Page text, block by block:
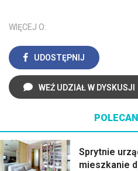
WIĘCEJ O:
UDOSTĘPNIJ
WEŹ UDZIAŁ W DYSKUSJI
Sprytnie
mieszkanie